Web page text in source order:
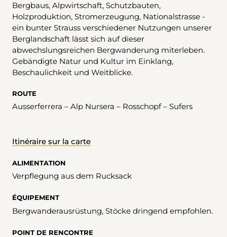
Bergbaus, Alpwirtschaft, Schutzbauten,
Holzproduktion, Stromerzeugung, Nationalstrasse -
ein bunter Strauss verschiedener Nutzungen unserer
Berglandschaft lässt sich auf dieser
abwechslungsreichen Bergwanderung miterleben.
Gebändigte Natur und Kultur im Einklang,
Beschaulichkeit und Weitblicke.
ROUTE
Ausserferrera – Alp Nursera – Rosschopf – Sufers
Itinéraire sur la carte
ALIMENTATION
Verpflegung aus dem Rucksack
ÉQUIPEMENT
Bergwanderausrüstung, Stöcke dringend empfohlen.
POINT DE RENCONTRE